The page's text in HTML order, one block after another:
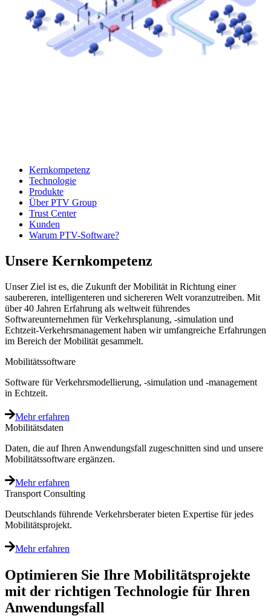
Kernkompetenz
Technologie
Produkte
Über PTV Group
Trust Center
Kunden
Warum PTV-Software?
Unsere Kernkompetenz
Unser Ziel ist es, die Zukunft der Mobilität in Richtung einer
saubereren, intelligenteren und sichereren Welt voranzutreiben. Mit
über 40 Jahren Erfahrung als weltweit führendes
Softwareunternehmen für Verkehrsplanung, -simulation und
Echtzeit-Verkehrsmanagement haben wir umfangreiche Erfahrungen
im Bereich der Mobilität gesammelt.
Mobilitätssoftware
Software für Verkehrsmodellierung, -simulation und -management
in Echtzeit.
Mehr erfahren
Mobilitätsdaten
Daten, die auf Ihren Anwendungsfall zugeschnitten sind und unsere
Mobilitätssoftware ergänzen.
Mehr erfahren
Transport Consulting
Deutschlands führende Verkehrsberater bieten Expertise für jedes
Mobilitätsprojekt.
Mehr erfahren
Optimieren Sie Ihre Mobilitätsprojekte
mit der richtigen Technologie für Ihren
Anwendungsfall